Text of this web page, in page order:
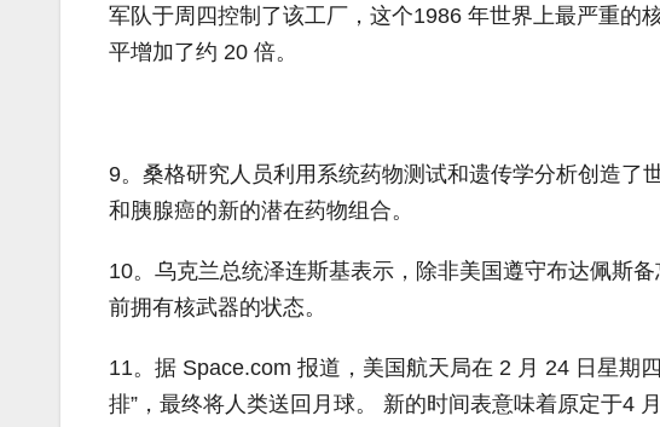
军队于周四控制了该工厂，这个1986 年世界上最严重的
平增加了约 20 倍。
9。桑格研究人员利用系统药物测试和遗传学分析创造了
和胰腺癌的新的潜在药物组合。
10。乌克兰总统泽连斯基表示，除非美国遵守布达佩斯
前拥有核武器的状态。
11。据 Space.com 报道，美国航天局在 2 月 24 日星期
排”，最终将人类送回月球。 新的时间表意味着原定于4